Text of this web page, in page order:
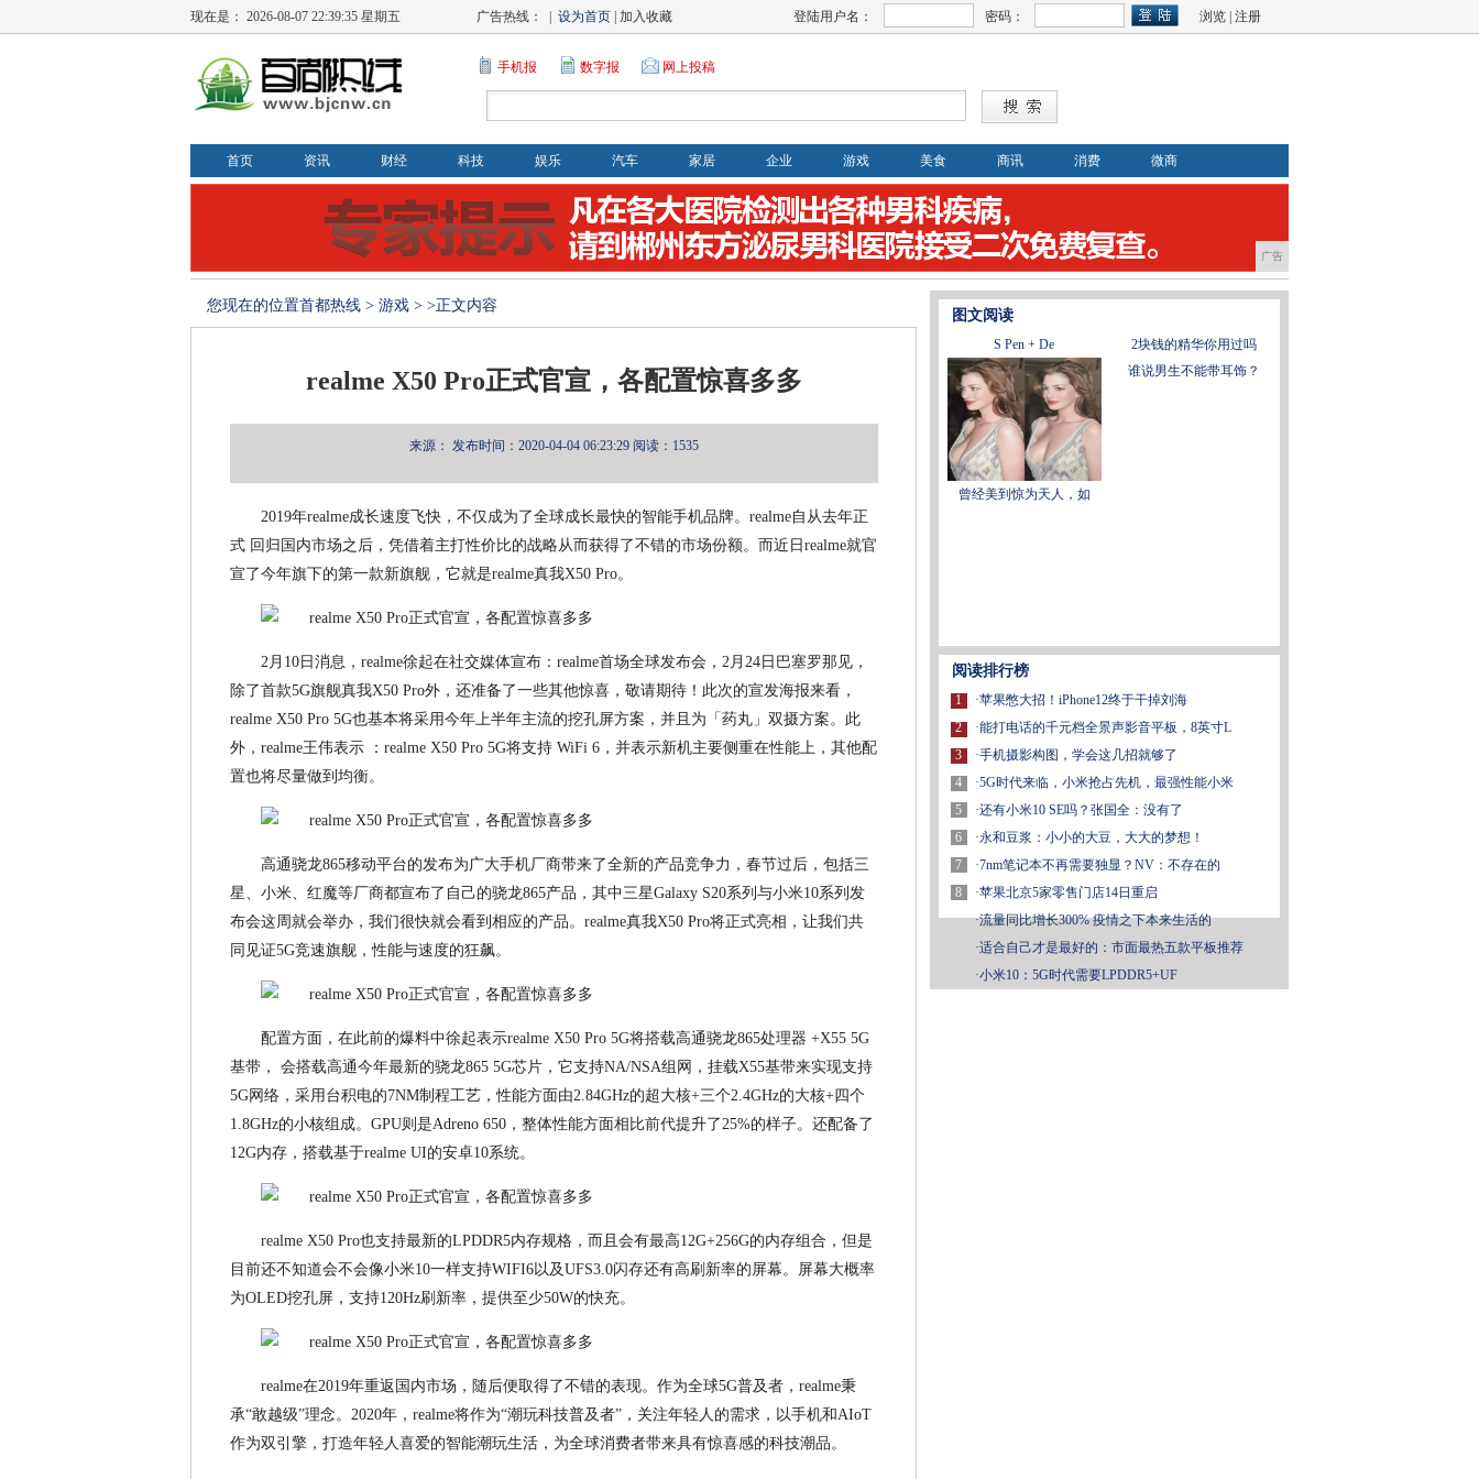
现在是： 2026-08-07 22:39:35 星期五 广告热线： | 设为首页 | 加入收藏 登陆用户名： 密码： 浏览 注册
手机报 数字报 网上投稿
首页 资讯 财经 科技 娱乐 汽车 家居 企业 游戏 美食 商讯 消费 微商
广告
您现在的位置首都热线 > 游戏 > >正文内容
realme X50 Pro正式官宣，各配置惊喜多多
来源： 发布时间：2020-04-04 06:23:29 阅读：1535
2019年realme成长速度飞快，不仅成为了全球成长最快的智能手机品牌。realme自从去年正
式 回归国内市场之后，凭借着主打性价比的战略从而获得了不错的市场份额。而近日realme就官
宣了今年旗下的第一款新旗舰，它就是realme真我X50 Pro。
2月10日消息，realme徐起在社交媒体宣布：realme首场全球发布会，2月24日巴塞罗那见，
除了首款5G旗舰真我X50 Pro外，还准备了一些其他惊喜，敬请期待！此次的宣发海报来看，
realme X50 Pro 5G也基本将采用今年上半年主流的挖孔屏方案，并且为「药丸」双摄方案。此
外，realme王伟表示 ：realme X50 Pro 5G将支持 WiFi 6，并表示新机主要侧重在性能上，其他配
置也将尽量做到均衡。
高通骁龙865移动平台的发布为广大手机厂商带来了全新的产品竞争力，春节过后，包括三
星、小米、红魔等厂商都宣布了自己的骁龙865产品，其中三星Galaxy S20系列与小米10系列发
布会这周就会举办，我们很快就会看到相应的产品。realme真我X50 Pro将正式亮相，让我们共
同见证5G竞速旗舰，性能与速度的狂飙。
配置方面，在此前的爆料中徐起表示realme X50 Pro 5G将搭载高通骁龙865处理器 +X55 5G
基带， 会搭载高通今年最新的骁龙865 5G芯片，它支持NA/NSA组网，挂载X55基带来实现支持
5G网络，采用台积电的7NM制程工艺，性能方面由2.84GHz的超大核+三个2.4GHz的大核+四个
1.8GHz的小核组成。GPU则是Adreno 650，整体性能方面相比前代提升了25%的样子。还配备了
12G内存，搭载基于realme UI的安卓10系统。
realme X50 Pro也支持最新的LPDDR5内存规格，而且会有最高12G+256G的内存组合，但是
目前还不知道会不会像小米10一样支持WIFI6以及UFS3.0闪存还有高刷新率的屏幕。屏幕大概率
为OLED挖孔屏，支持120Hz刷新率，提供至少50W的快充。
realme在2019年重返国内市场，随后便取得了不错的表现。作为全球5G普及者，realme秉
承“敢越级”理念。2020年，realme将作为“潮玩科技普及者”，关注年轻人的需求，以手机和AIoT
作为双引擎，打造年轻人喜爱的智能潮玩生活，为全球消费者带来具有惊喜感的科技潮品。
图文阅读
S Pen + De 2块钱的精华你用过吗
曾经美到惊为天人，如
谁说男生不能带耳饰？
阅读排行榜
1
2
3
4
5
6
7
8
·苹果憋大招！iPhone12终于干掉刘海
·能打电话的千元档全景声影音平板，8英寸L
·手机摄影构图，学会这几招就够了
·5G时代来临，小米抢占先机，最强性能小米
·还有小米10 SE吗？张国全：没有了
·永和豆浆：小小的大豆，大大的梦想！
·7nm笔记本不再需要独显？NV：不存在的
·苹果北京5家零售门店14日重启
·流量同比增长300% 疫情之下本来生活的
·适合自己才是最好的：市面最热五款平板推荐
·小米10：5G时代需要LPDDR5+UF